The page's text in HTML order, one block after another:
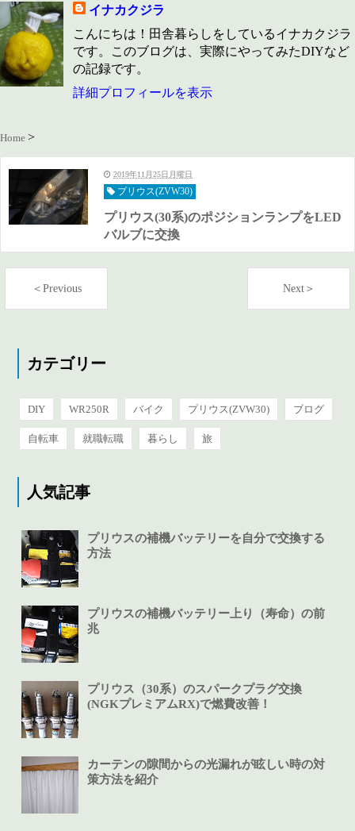
イナカクジラ
こんにちは！田舎暮らしをしているイナカクジラ
です。このブログは、実際にやってみたDIYなど
の記録です。
詳細プロフィールを表示
Home
2019年11月25日月曜日
プリウス(ZVW30)
プリウス(30系)のポジションランプをLED
バルブに交換
＜Previous Next＞
カテゴリー
DIY WR250R バイク プリウス(ZVW30) ブログ
自転車 就職転職 暮らし 旅
人気記事
プリウスの補機バッテリーを自分で交換する
方法
プリウスの補機バッテリー上り（寿命）の前
兆
プリウス（30系）のスパークプラグ交換
(NGKプレミアムRX)で燃費改善！
カーテンの隙間からの光漏れが眩しい時の対
策方法を紹介